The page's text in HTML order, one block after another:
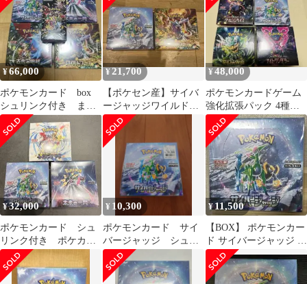
¥66,000
ポケモンカード box
シュリンク付き まと
め売り
¥ 21,700
【ポケセン産】サイバ
ージャッジワイルドフ
ォース 未開封シュリ
ンク付各1箱計2箱
¥48,000
ポケモンカードゲーム
強化拡張パック 4種セ
ット シュリンク付き
¥32,000
ポケモンカード シュ
リンク付き ポケカ
BOX
¥ 10,300
ポケモンカード サイ
バージャッジ シュリ
ンク付き1BOX
¥11,500
【BOX】 ポケモンカー
ド サイバージャッジ 未
開封シュリンク付き